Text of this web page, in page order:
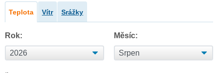
Teplota Vítr Srážky
Rok: Měsíc: